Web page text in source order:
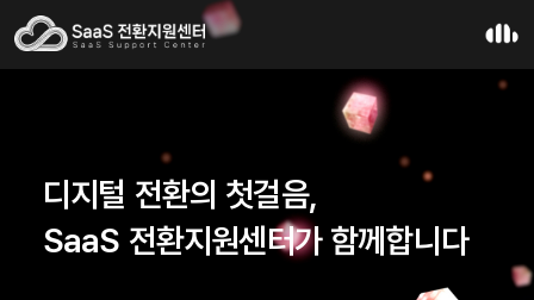
디지털 전환의 첫걸음,
SaaS 전환지원센터가 함께합니다